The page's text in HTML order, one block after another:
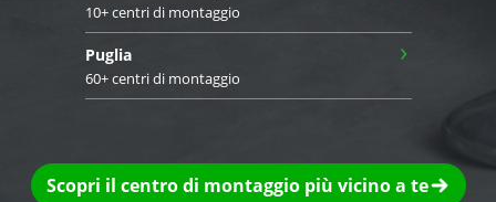
10+ centri di montaggio
Puglia
60+ centri di montaggio
›
Scopri il centro di montaggio più vicino a te